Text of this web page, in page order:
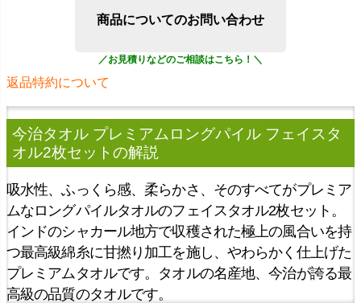
商品についてのお問い合わせ
返品特約について
今治タオル プレミアムロングパイル フェイスタ
オル2枚セットの解説
吸水性、ふっくら感、柔らかさ、そのすべてがプレミア
ムなロングパイルタオルのフェイスタオル2枚セット。
インドのシャカール地方で収穫された極上の風合いを持
つ最高級綿糸に甘撚り加工を施し、やわらかく仕上げた
プレミアムタオルです。タオルの名産地、今治が誇る最
高級の品質のタオルです。